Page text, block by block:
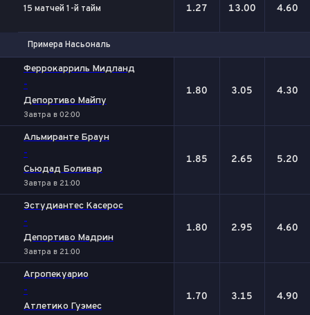
15 матчей 1-й тайм 1.27 13.00 4.60
Примера Насьональ
Феррокарриль Мидланд
-
Депортиво Майпу
Завтра в 02:00
1.80 3.05 4.30
Альмиранте Браун
-
Сьюдад Боливар
Завтра в 21:00
1.85 2.65 5.20
Эстудиантес Касерос
-
Депортиво Мадрин
Завтра в 21:00
1.80 2.95 4.60
Агропекуарио
-
Атлетико Гуэмес
1.70 3.15 4.90